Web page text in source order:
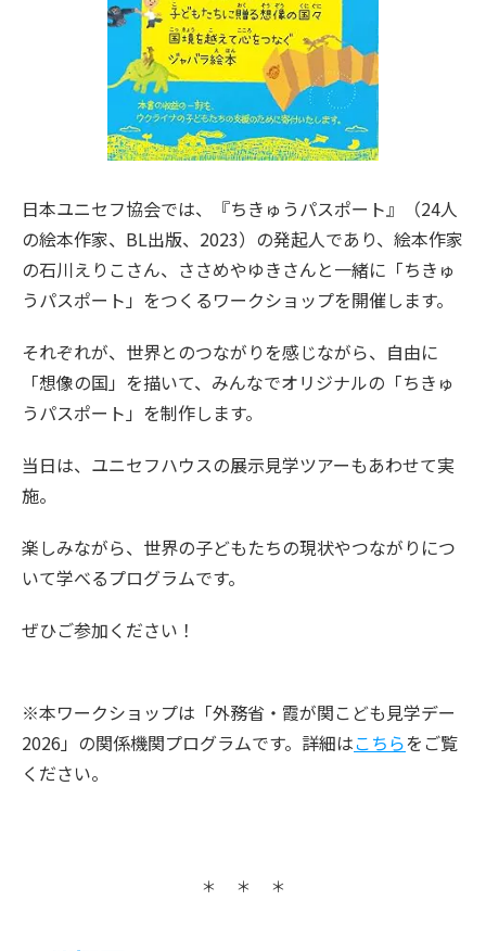
日本ユニセフ協会では、『ちきゅうパスポート』（24人
の絵本作家、BL出版、2023）の発起人であり、絵本作家
の石川えりこさん、ささめやゆきさんと一緒に「ちきゅ
うパスポート」をつくるワークショップを開催します。
それぞれが、世界とのつながりを感じながら、自由に
「想像の国」を描いて、みんなでオリジナルの「ちきゅ
うパスポート」を制作します。
当日は、ユニセフハウスの展示見学ツアーもあわせて実
施。
楽しみながら、世界の子どもたちの現状やつながりにつ
いて学べるプログラムです。
ぜひご参加ください！
※本ワークショップは「外務省・霞が関こども見学デー
2026」の関係機関プログラムです。詳細はこちらをご覧
ください。